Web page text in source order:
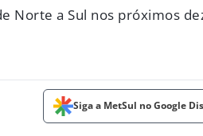
Norte a Sul nos próximos
Siga a MetSul no Google